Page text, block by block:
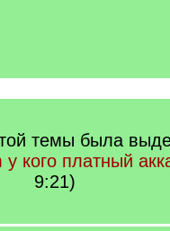
темы была
кого платный
9:21)